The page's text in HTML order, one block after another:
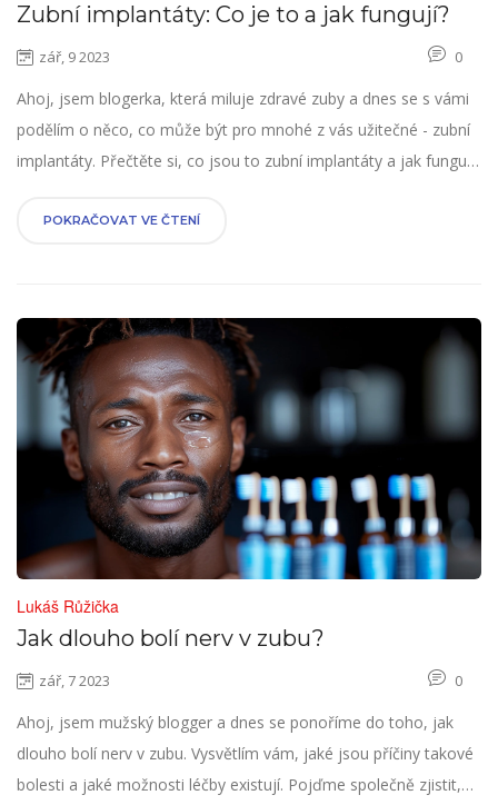
Zubní implantáty: Co je to a jak fungují?
zář, 9 2023 0
Ahoj, jsem blogerka, která miluje zdravé zuby a dnes se s vámi
podělím o něco, co může být pro mnohé z vás užitečné - zubní
implantáty. Přečtěte si, co jsou to zubní implantáty a jak fungují.
že po přečtení tohoto článku budete mít lepší představu o tom,
POKRAČOVAT VE ČTENÍ
Lukáš Růžička
Jak dlouho bolí nerv v zubu?
zář, 7 2023 0
Ahoj, jsem mužský blogger a dnes se ponoříme do toho, jak
dlouho bolí nerv v zubu. Vysvětlím vám, jaké jsou příčiny takové
bolesti a jaké možnosti léčby existují. Pojďme společně zjistit,